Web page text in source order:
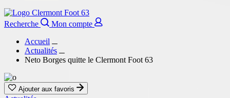
Recherche
Mon compte
Accueil
Actualités
Neto Borges quitte le Clermont Foot 63
Ajouter aux favoris